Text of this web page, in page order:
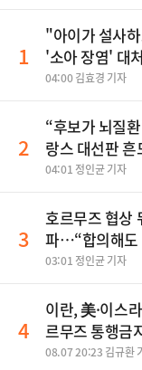
1
"아이가 설사
'소아 장염' 대
04:00 김효경 기자
2
“후보가 뇌질
랑스 대선판 흔
04:01 정인균 기자
3
호르무즈 협상
파…“합의해도
03:01 정인균 기자
4
이란, 美·이스
르무즈 통행금
08.07 20:23 김규환